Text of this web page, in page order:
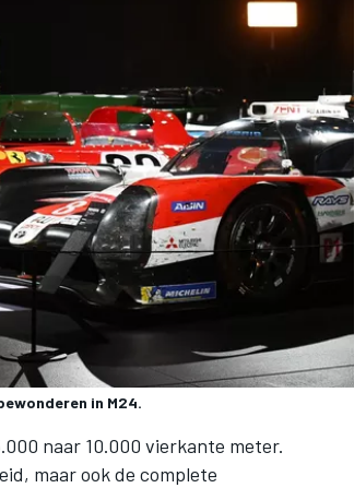
in M24.
naar 10.000 vierkante meter.
maar ook de complete